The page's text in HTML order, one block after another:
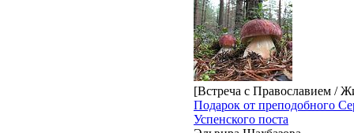
[Встреча с Православием /
Подарок от преподобного
Успенского поста